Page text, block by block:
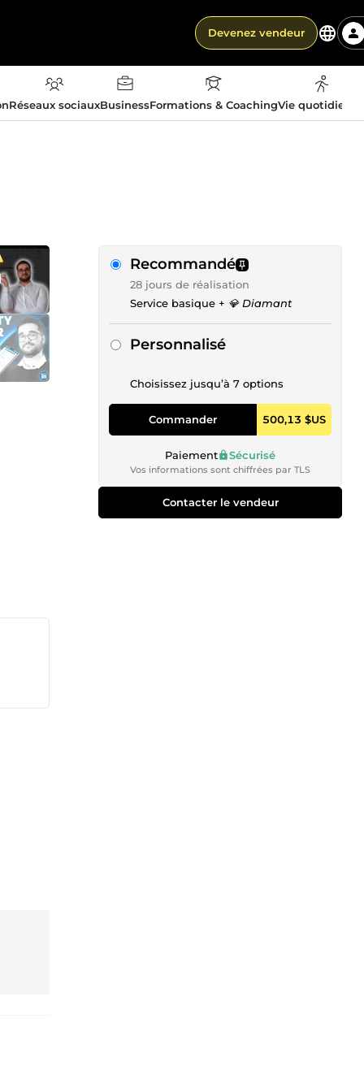
Devenez vendeur
Réseaux sociauxBusinessFormations & CoachingVie
Recommandé
28 jours de réalisation
Service basique + 💎 Diamant
Personnalisé
Choisissez jusqu’à 7 options
Commander 500,13 $US
Paiement Sécurisé
Vos informations sont chiffrées par TLS
Contacter le vendeur